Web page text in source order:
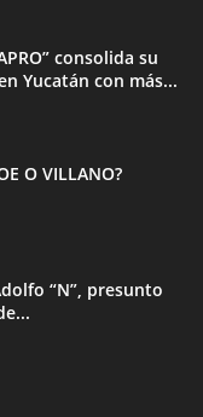
consolida su
Yucatán con más...
O VILLANO?
“N”, presunto